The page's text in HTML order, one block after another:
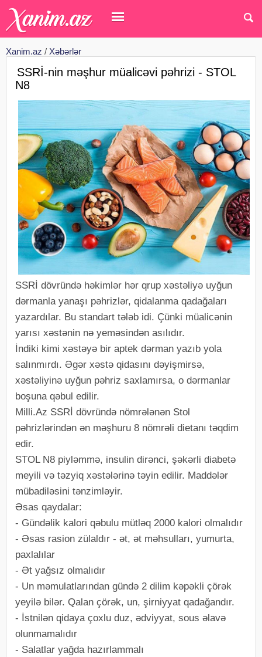
Xanim.az / Xəbərlər
SSRİ-nin məşhur müalicəvi pəhrizi - STOL
N8
SSRİ dövründə həkimlər hər qrup xəstəliyə uyğun
dərmanla yanaşı pəhrizlər, qidalanma qadağaları
yazardılar. Bu standart tələb idi. Çünki müalicənin
yarısı xəstənin nə yeməsindən asılıdır.
İndiki kimi xəstəyə bir aptek dərman yazıb yola
salınmırdı. Əgər xəstə qidasını dəyişmirsə,
xəstəliyinə uyğun pəhriz saxlamırsa, o dərmanlar
boşuna qəbul edilir.
Milli.Az SSRİ dövründə nömrələnən Stol
pəhrizlərindən ən məşhuru 8 nömrəli dietanı təqdim
edir.
STOL N8 piyləmmə, insulin dirənci, şəkərli diabetə
meyili və təzyiq xəstələrinə təyin edilir. Maddələr
mübadiləsini tənzimləyir.
Əsas qaydalar:
- Gündəlik kalori qəbulu mütləq 2000 kalori olmalıdır
- Əsas rasion zülaldır - ət, ət məhsulları, yumurta,
paxlalılar
- Ət yağsız olmalıdır
- Un məmulatlarından gündə 2 dilim kəpəkli çörək
yeyilə bilər. Qalan çörək, un, şirniyyat qadağandır.
- İstnilən qidaya çoxlu duz, ədviyyat, sous əlavə
olunmamalıdır
- Salatlar yağda hazırlammalı